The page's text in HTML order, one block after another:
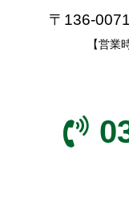
〒136-
【営業